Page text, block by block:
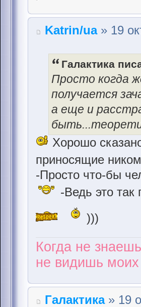
Katrin/ua» 19
Галактика
Просто когда
получается
а еще и
Хорошо
приносящие
-Просто что-бы
-Ведь это
)))
Когда не
не видишь моих
Галактика» 19